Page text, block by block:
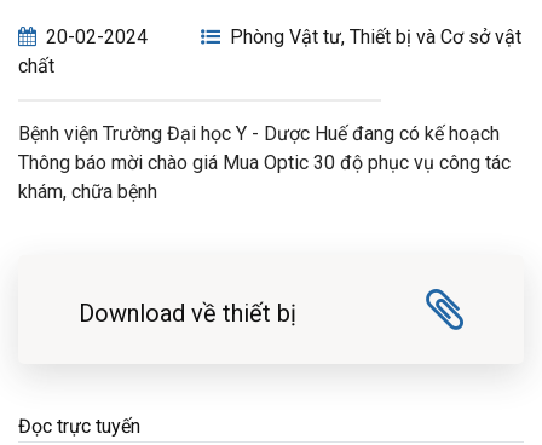
20-02-2024
Phòng Vật tư, Thiết bị và Cơ sở vật
chất
Bệnh viện Trường Đại học Y - Dược Huế đang có kế hoạch
Thông báo mời chào giá Mua Optic 30 độ phục vụ công tác
khám, chữa bệnh
Download về thiết bị
Đọc trực tuyến